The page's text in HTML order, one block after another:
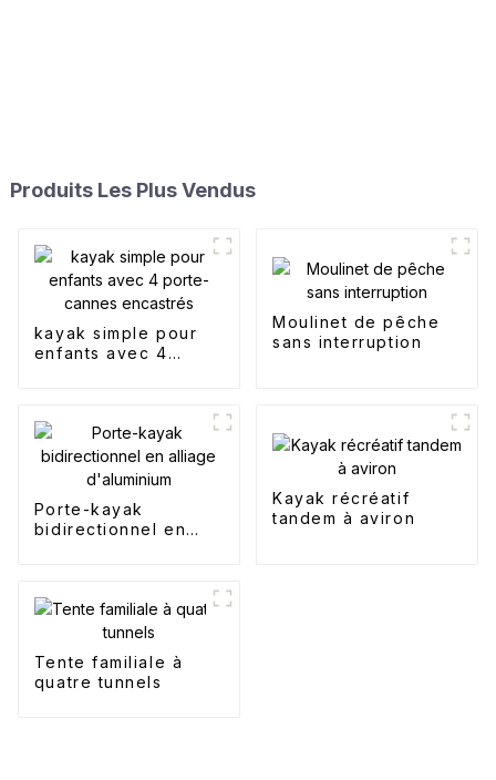
Produits Les Plus Vendus
kayak simple pour
enfants avec 4
Moulinet de pêche
sans interruption
Porte-kayak
bidirectionnel en
Kayak récréatif
tandem à aviron
Tente familiale à
quatre tunnels